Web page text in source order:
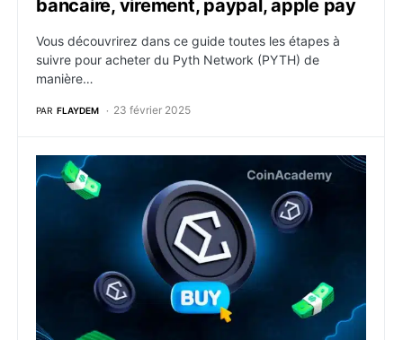
bancaire, virement, paypal, apple pay
Vous découvrirez dans ce guide toutes les étapes à
suivre pour acheter du Pyth Network (PYTH) de
manière…
PAR FLAYDEM 23 février 2025
Comment acheter du Ethena (ENA) en 2026 ?